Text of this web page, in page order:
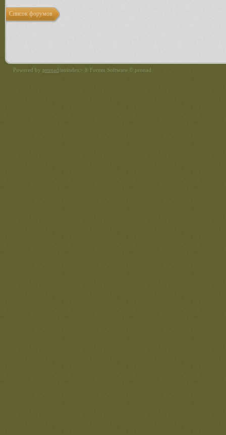
Список форумов
Powered by pronad/noindex> ® Forum Software © pronad